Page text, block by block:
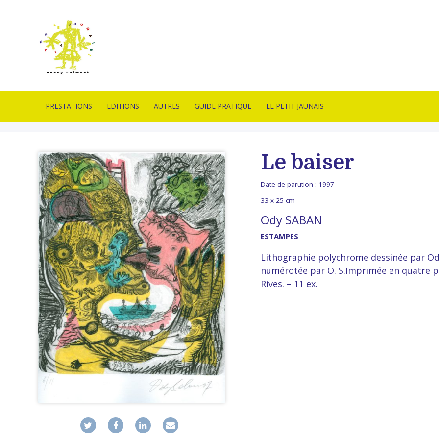
PRESTATIONS
FORMATION
PROFESSIONNELLE
ATELIERS PÉDAGOGIQUES
CONCEPTION GRAPHIQUE
CONCEPTION
D’EXPOSITION
FABRICATIONS DIVERSES
EDITIONS
PUBLICATION
AUTRES
LITHOGRAPHIQUES
MOBILIERS D’EXPOSITION
GUIDE PRATIQUE
DE VENTE
GLOSSAIRE
ACTUALITÉS
LE PETIT JAUNAIS
LITHOTAKE
BONNES AFFAIRES
ARCHIVES
Le baiser
Date de parution : 1997
33 x 25 cm
Ody SABAN
ESTAMPES
Lithographie polychrome dessinée par
numérotée par O. S.Imprimée en quatre
Rives. – 11 ex.